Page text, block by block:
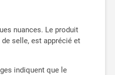
nuances. Le produit
selle, est apprécié et
indiquent que le